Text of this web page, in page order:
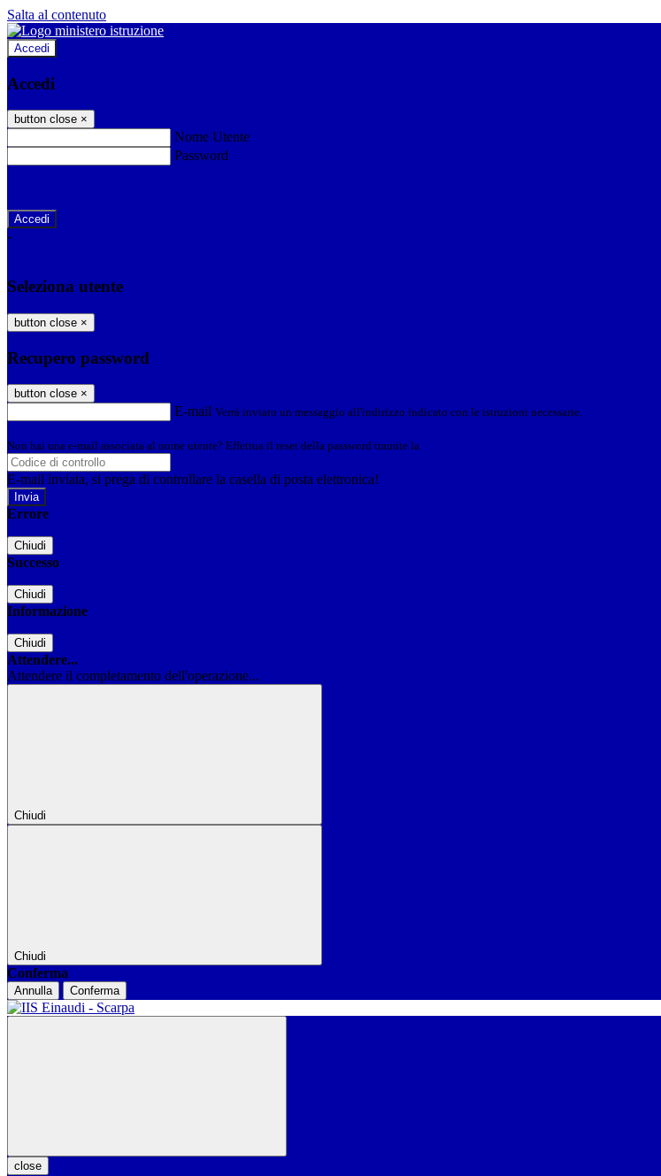
Salta al contenuto
Accedi
Accedi
button close ×
Nome Utente
Password
-
Seleziona utente
button close ×
Recupero password
button close ×
E-mail Verrà inviato un messaggio all'indirizzo indicato con le istruzioni necessarie.
Non hai una e-mail associata al nome utente? Effettua il reset della password tramite la
E-mail inviata, si prega di controllare la casella di posta elettronica!
Errore
Chiudi
Successo
Chiudi
Informazione
Chiudi
Attendere...
Attendere il completamento dell'operazione...
Chiudi
Chiudi
Conferma
Annulla Conferma
close